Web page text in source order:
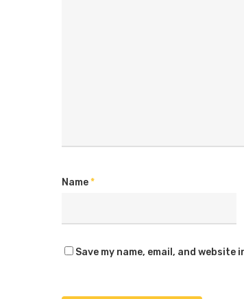
Name*
Save my name, email, and